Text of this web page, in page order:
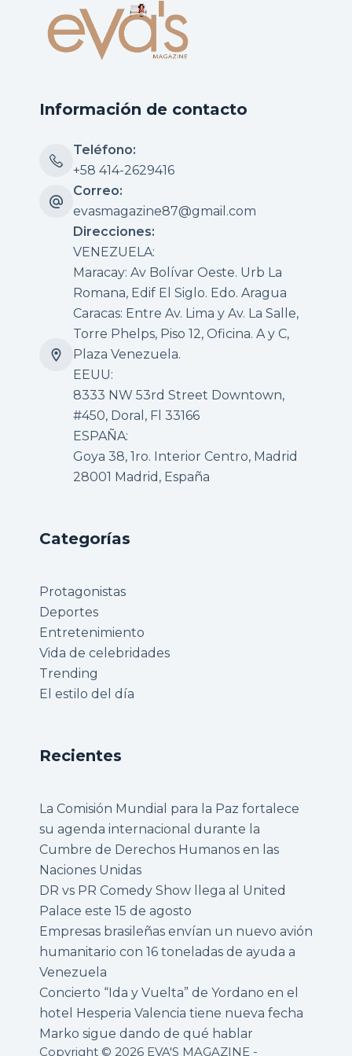
Información de contacto
Teléfono:
+58 414-2629416
Correo:
evasmagazine87@gmail.com
Direcciones:
VENEZUELA:
Maracay: Av Bolívar Oeste. Urb La
Romana, Edif El Siglo. Edo. Aragua
Caracas: Entre Av. Lima y Av. La Salle,
Torre Phelps, Piso 12, Oficina. A y C,
Plaza Venezuela.
EEUU:
8333 NW 53rd Street Downtown,
#450, Doral, Fl 33166
ESPAÑA:
Goya 38, 1ro. Interior Centro, Madrid
28001 Madrid, España
Categorías
Protagonistas
Deportes
Entretenimiento
Vida de celebridades
Trending
El estilo del día
Recientes
La Comisión Mundial para la Paz fortalece
su agenda internacional durante la
Cumbre de Derechos Humanos en las
Naciones Unidas
DR vs PR Comedy Show llega al United
Palace este 15 de agosto
Empresas brasileñas envían un nuevo avión
humanitario con 16 toneladas de ayuda a
Venezuela
Concierto “Ida y Vuelta” de Yordano en el
hotel Hesperia Valencia tiene nueva fecha
Marko sigue dando de qué hablar
Copyright © 2026 EVA'S MAGAZINE -